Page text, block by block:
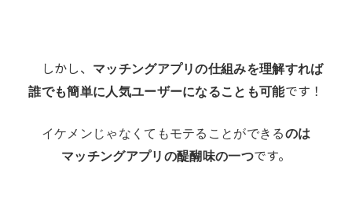
しかし、 マッチングアプリの仕組みを理解すれば
誰でも簡単に人気ユーザーになることも可能です！
イケメンじゃなくてもモテることができるのは
マッチングアプリの醍醐味の一つです。